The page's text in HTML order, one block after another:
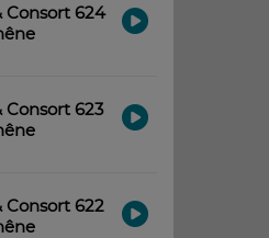
Consort 624
Consort 623
Consort 622